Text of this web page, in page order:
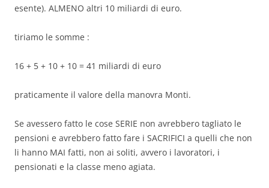
esente). ALMENO altri 10 miliardi di euro.
tiriamo le somme :
16 + 5 + 10 + 10 = 41 miliardi di euro
praticamente il valore della manovra Monti.
Se avessero fatto le cose SERIE non avrebbero tagliato le
pensioni e avrebbero fatto fare i SACRIFICI a quelli che non
li hanno MAI fatti, non ai soliti, avvero i lavoratori, i
pensionati e la classe meno agiata.